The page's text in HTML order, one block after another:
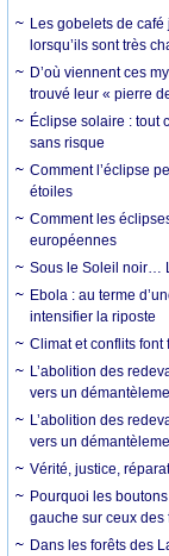
Les gobelets de
lorsqu’ils sont très
D’où viennent ces
trouvé leur « pierre
Éclipse solaire : tout
sans risque
Comment l’éclipse
étoiles
Comment les
européennes
Sous le Soleil noir…
Ebola : au terme
intensifier la riposte
Climat et conflits
L’abolition des
vers un
L’abolition des
vers un
Vérité, justice,
Pourquoi les
gauche sur ceux des
Dans les forêts des